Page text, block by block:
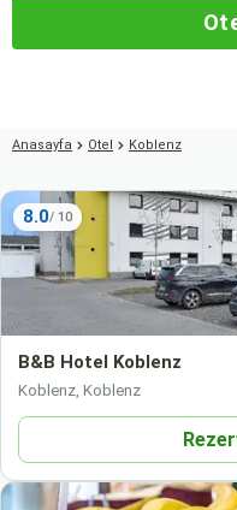
Anasayfa Otel Koblenz
8.0
B&B Hotel Koblenz
Koblenz, Koblenz